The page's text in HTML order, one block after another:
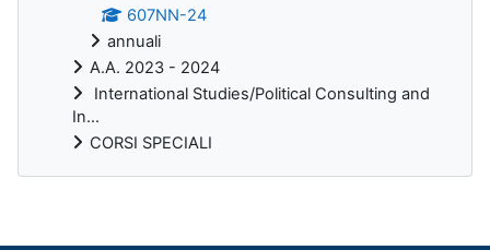
607NN-24
annuali
A.A. 2023 - 2024
International Studies/Political Consulting and
In...
CORSI SPECIALI